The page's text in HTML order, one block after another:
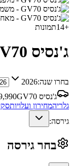
+
14תמונות
ג'נסיס GV70
בחרו שנה:2026
ג'נסיס GV70
גלריהמחירון ועלויות
גירסה:
בחר גירסה